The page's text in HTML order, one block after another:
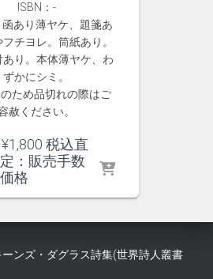
ISBN：-
函あり薄ヤケ、題箋あ
フチヨレ。筒紙あり。
あり。本体薄ヤケ、わ
ずかにシミ。
ため品切れの際はご
赦ください。
元
の
価
¥2,000
し
¥1,800 現
在
は
で
税込直
：販売手数
格
ンズ・ダグラス詩集(世界詩人叢書